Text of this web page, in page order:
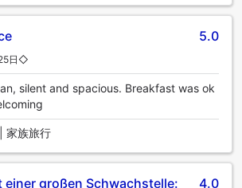
5.0
日◇
silent and spacious. Breakfast was ok
家族旅行
einer großen Schwachstelle:
4.0